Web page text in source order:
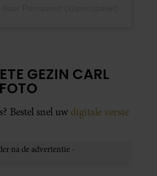
GEZIN CARL
Bestel snel uw digitale versie